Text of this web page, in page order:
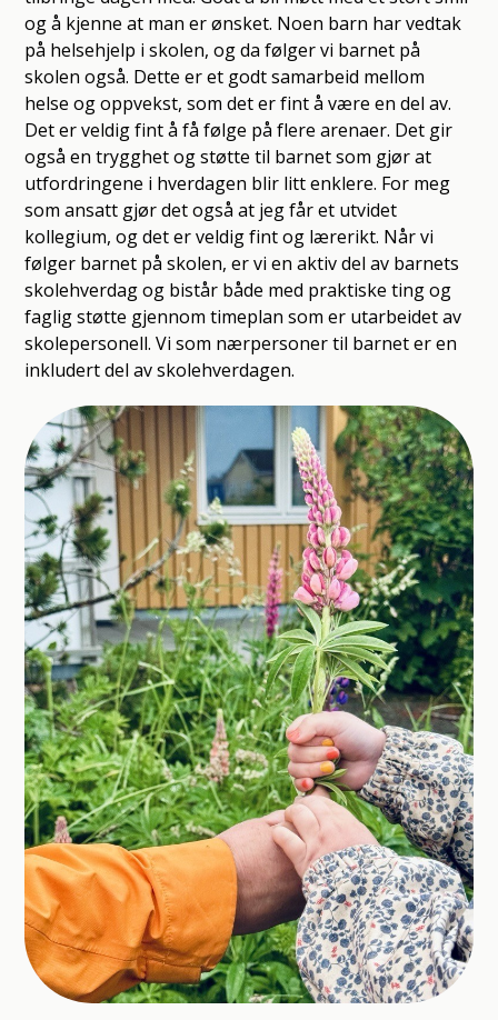
og å kjenne at man er ønsket. Noen barn har vedtak
på helsehjelp i skolen, og da følger vi barnet på
skolen også. Dette er et godt samarbeid mellom
helse og oppvekst, som det er fint å være en del av.
Det er veldig fint å få følge på flere arenaer. Det gir
også en trygghet og støtte til barnet som gjør at
utfordringene i hverdagen blir litt enklere. For meg
som ansatt gjør det også at jeg får et utvidet
kollegium, og det er veldig fint og lærerikt. Når vi
følger barnet på skolen, er vi en aktiv del av barnets
skolehverdag og bistår både med praktiske ting og
faglig støtte gjennom timeplan som er utarbeidet av
skolepersonell. Vi som nærpersoner til barnet er en
inkludert del av skolehverdagen.